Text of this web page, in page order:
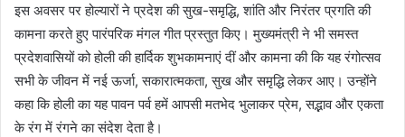
इस अवसर पर होल्यारों ने प्रदेश की सुख-समृद्धि, शांति और निरंतर प्रगति की
कामना करते हुए पारंपरिक मंगल गीत प्रस्तुत किए। मुख्यमंत्री ने भी समस्त
प्रदेशवासियों को होली की हार्दिक शुभकामनाएं दीं और कामना की कि यह रंगोत्सव
सभी के जीवन में नई ऊर्जा, सकारात्मकता, सुख और समृद्धि लेकर आए। उन्होंने
कहा कि होली का यह पावन पर्व हमें आपसी मतभेद भुलाकर प्रेम, सद्भाव और एकता
के रंग में रंगने का संदेश देता है।